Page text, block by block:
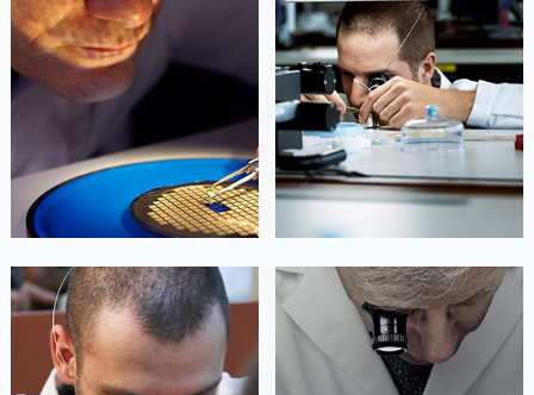
是劳力士售后维修服务中心
(劳力士保养中心)
的高级技师之一
Beijing Rolex Maintain center
北京劳力士维修
是劳力士手表维修点
(劳力士售后服务中心)
的高级技师之一
Shanghai Rolex Maintain center
 上海劳力士维修
艾德琳·亚历桑德拉
资深劳力士技师
是劳力士售后维修服务中心
(劳力士保养中心)
的高级技师之一
艾莉森·安吉莉亚
资深劳力士技师
是劳力士售后服务中心
(劳力士维修中心)
的高级技师之一